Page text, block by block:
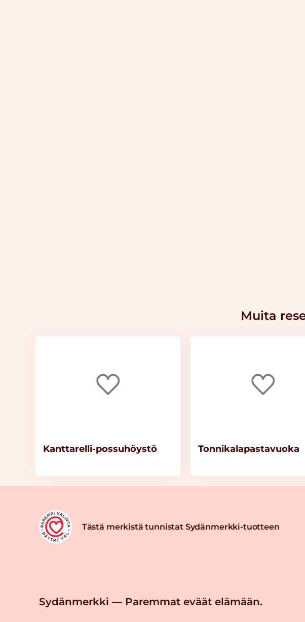
Muita
Kanttarelli-possuhöystö Tonnikalapastavuoka
Tästä merkistä tunnistat Sydänmerkki-tuotteen
Sydänmerkki — Paremmat eväät elämään.